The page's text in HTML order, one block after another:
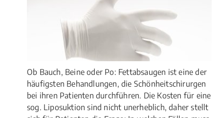
Ob Bauch, Beine oder Po: Fettabsaugen ist eine der
häufigsten Behandlungen, die Schönheitschirurgen
bei ihren Patienten durchführen. Die Kosten für eine
sog. Liposuktion sind nicht unerheblich, daher stellt